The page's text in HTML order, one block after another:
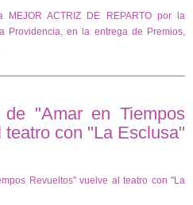
MEJOR ACTRIZ DE REPARTO por la
Providencia, en la entrega de Premios,
"Amar en Tiempos
con "La Esclusa"
Revueltos" vuelve al teatro con "La